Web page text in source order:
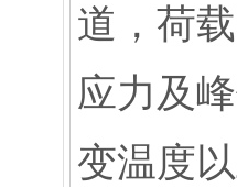
道，荷
应力及
变温度